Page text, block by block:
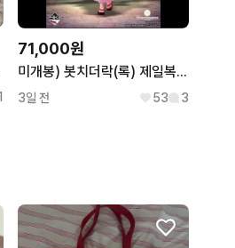
71,000원
미개봉) 봇치더락(록) 제일복권 쿠지 라스트원상 고토 히토리 피규어
3일 전 53 3